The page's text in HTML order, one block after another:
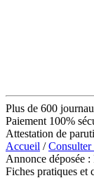
Plus de 600
Paiement 100%
Attestation de
Accueil /Consulter
Annonce
Fiches pratiques et